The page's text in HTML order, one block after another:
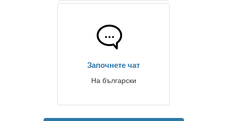
Започнете чат
На български